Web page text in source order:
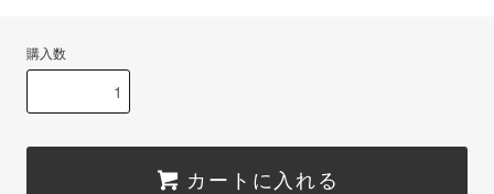
購入数
カートに入れる